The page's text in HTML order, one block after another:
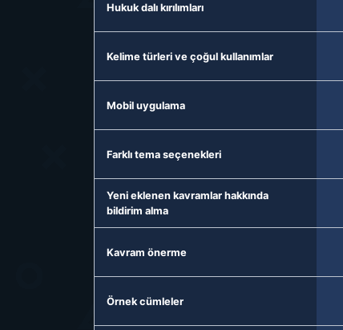
Hukuk dalı kırılımları
Kelime türleri ve çoğul kullanımlar
Mobil uygulama
Farklı tema seçenekleri
Yeni eklenen kavramlar hakkında
bildirim alma
Kavram önerme
Örnek cümleler